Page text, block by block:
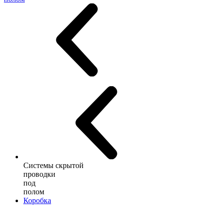
Системы скрытой
проводки
под
полом
Коробка